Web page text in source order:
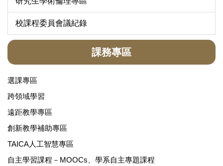
校課程委員會議紀錄
課務專區
選課專區
跨領域學習
遠距教學專區
創新教學補助專區
TAICA人工智慧專區
自主學習課程－MOOCs、學系自主專題課程